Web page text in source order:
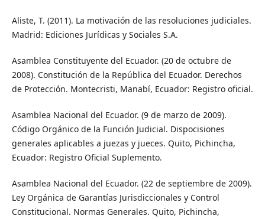
Aliste, T. (2011). La motivación de las resoluciones judiciales.
Madrid: Ediciones Jurídicas y Sociales S.A.
Asamblea Constituyente del Ecuador. (20 de octubre de
2008). Constitución de la República del Ecuador. Derechos
de Protección. Montecristi, Manabí, Ecuador: Registro oficial.
Asamblea Nacional del Ecuador. (9 de marzo de 2009).
Código Orgánico de la Función Judicial. Dispocisiones
generales aplicables a juezas y jueces. Quito, Pichincha,
Ecuador: Registro Oficial Suplemento.
Asamblea Nacional del Ecuador. (22 de septiembre de 2009).
Ley Orgánica de Garantías Jurisdiccionales y Control
Constitucional. Normas Generales. Quito, Pichincha,